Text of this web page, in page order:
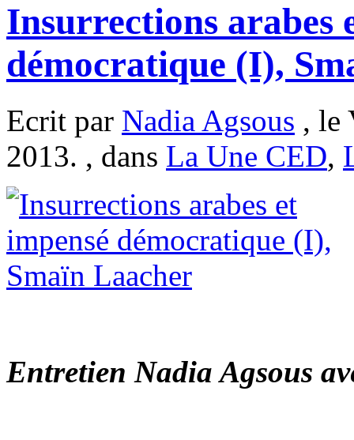
Insurrections arabes
démocratique (I),
Ecrit par Nadia Agsous , le
2013. , dans La Une CED,
Entretien Nadia Agsous